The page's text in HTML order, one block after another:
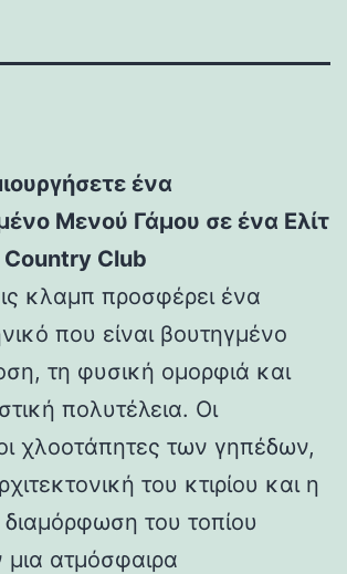
ένα
Μενού Γάμου σε ένα Ελίτ
Country Club
κλαμπ προσφέρει ένα
που είναι βουτηγμένο
τη φυσική ομορφιά και
πολυτέλεια. Οι
χλοοτάπητες των γηπέδων,
του κτιρίου και η
του τοπίου
μια ατμόσφαιρα